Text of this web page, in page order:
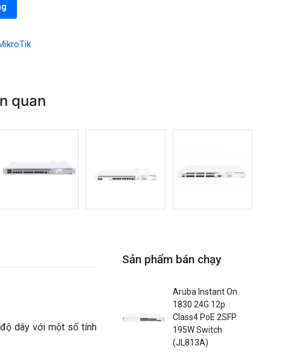
quan
dây với một số tính
Sản phẩm bán chạy
Aruba Instant On
1830 24G 12p
Class4 PoE 2SFP
195W Switch
(JL813A)